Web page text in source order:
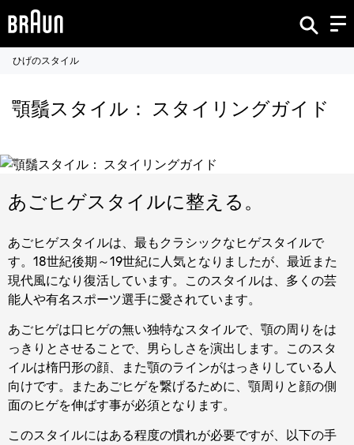
ひげのスタイル
顎鬚スタイル： スタイリングガイド
あごヒゲスタイルに整える。
あごヒゲスタイルは、最もクラシックなヒゲスタイルで
す。18世紀後期～19世紀に人気となりましたが、最近また
現代風になり復活しています。このスタイルは、多くの芸
能人や有名スポーツ選手に愛されています。
あごヒゲは口ヒゲの無い独特なスタイルで、顎の周りをは
っきりとさせることで、男らしさを演出します。このスタ
イルは楕円形の顔、また顎のラインがはっきりしている人
向けです。またあごヒゲを繋げるために、顎周りと顔の側
面のヒゲを伸ばす事が必須となります。
このスタイルにはある程度の慣れが必要ですが、以下の手